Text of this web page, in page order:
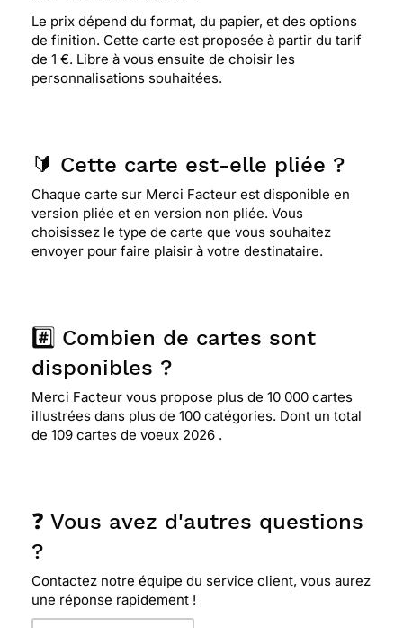
Le prix dépend du format, du papier, et des options
de finition. Cette carte est proposée à partir du tarif
de 1 €. Libre à vous ensuite de choisir les
personnalisations souhaitées.
🔰 Cette carte est-elle pliée ?
Chaque carte sur Merci Facteur est disponible en
version pliée et en version non pliée. Vous
choisissez le type de carte que vous souhaitez
envoyer pour faire plaisir à votre destinataire.
#️⃣ Combien de cartes sont
disponibles ?
Merci Facteur vous propose plus de 10 000 cartes
illustrées dans plus de 100 catégories. Dont un total
de 109 cartes de voeux 2026 .
❓ Vous avez d'autres questions
?
Contactez notre équipe du service client, vous aurez
une réponse rapidement !